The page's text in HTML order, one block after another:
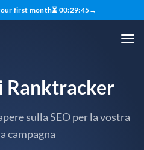
first month⏳ 00:29:43→
Ranktracker
sulla SEO per la vostra
campagna